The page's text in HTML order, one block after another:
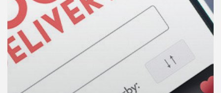
บทความ
ข่าว
และ
กิจกรรม